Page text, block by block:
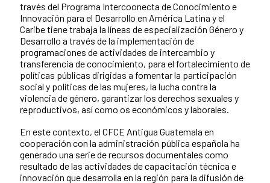
través del Programa Intercoonecta de Conocimiento e
Innovación para el Desarrollo en América Latina y el
Caribe tiene trabaja la líneas de especialización Género y
Desarrollo a través de la implementación de
programaciones de actividades de intercambio y
transferencia de conocimiento, para el fortalecimiento de
políticas públicas dirigidas a fomentar la participación
social y políticas de las mujeres, la lucha contra la
violencia de género, garantizar los derechos sexuales y
reproductivos, así como os económicos y laborales.
En este contexto, el CFCE Antigua Guatemala en
cooperación con la administración pública española ha
generado una serie de recursos documentales como
resultado de las actividades de capacitación técnica e
innovación que desarrolla en la región para la difusión de